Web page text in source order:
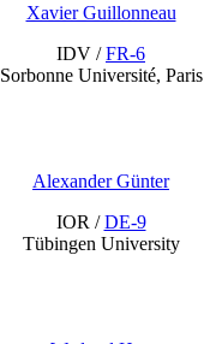
Xavier Guillonneau
IDV /FR-6
Sorbonne Université, Paris
Alexander Günter
IOR /DE-9
Tübingen University